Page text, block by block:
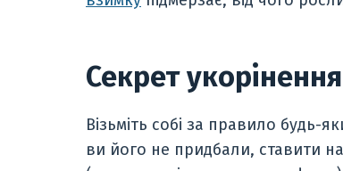
Секрет укорінення
Візьміть собі за правило
ви його не придбали, ставити